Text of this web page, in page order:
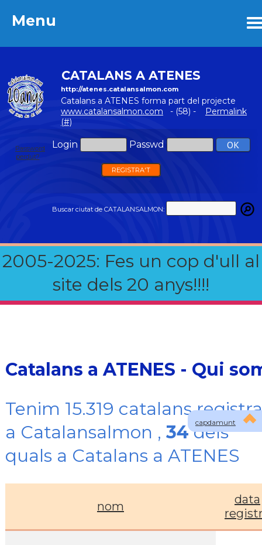
Menu
CATALANS A ATENES
http://atenes.catalansalmon.com
Catalans a ATENES forma part del projecte
www.catalansalmon.com - (58) -
Permalink
(#)
Login Passwd
Password
perdut?
REGISTRA'T
Buscar ciutat de CATALANSALMON:
2005-2025: Fes un cop d'ull al
site dels 20 anys!!!!
Menu
capdamunt
Catalans a ATENES - Qui
Tenim 15.319 catalans
a Catalansalmon , 34dels
quals a Catalans a ATENES
nom
data